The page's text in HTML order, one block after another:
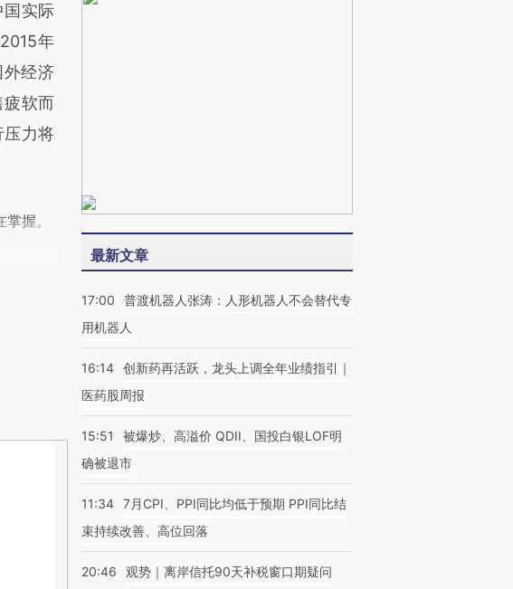
实际
年
外经济
软而
压力将
握。
最新文章
17:00
普渡机器人张涛：人形机器人不会替代专
用机器人
16:14 创新药再活跃，龙头上调全年业绩指引｜
医药股周报
15:51
被爆炒、高溢价 QDII、国投白银LOF明
确被退市
11:34 7月CPI、PPI同比均低于预期 PPI同比结
束持续改善、高位回落
20:46 观势｜离岸信托90天补税窗口期疑问